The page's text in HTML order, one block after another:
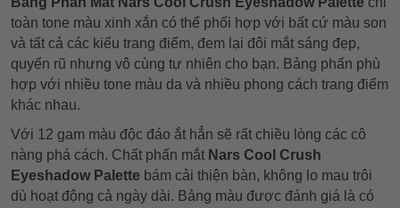
toàn tone màu xinh xắn có thể phối hợp với bất cứ màu son
và tất cả các kiểu trang điểm, đem lại đôi mắt sáng đẹp,
quyến rũ nhưng vô cùng tự nhiên cho bạn. Bảng phấn phù
hợp với nhiều tone màu da và nhiều phong cách trang điểm
khác nhau.
Với 12 gam màu độc đáo ắt hẳn sẽ rất chiều lòng các cô
nàng phá cách. Chất phấn mắt Nars Cool Crush
Eyeshadow Palette bám cải thiện bàn, không lo mau trôi
dù hoạt động cả ngày dài. Bảng màu được đánh giá là có